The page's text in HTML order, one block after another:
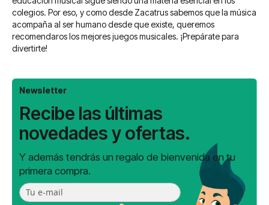
colegios. Por eso, y como desde Zacatrus sabemos que la música
acompaña al ser humano desde que existe, queremos
recomendaros los mejores juegos musicales. ¡Prepárate para
divertirte!
Newsletter
Recibe las últimas
novedades y ofertas.
Y además tendrás un regalo de bienvenida en tu
primera compra.